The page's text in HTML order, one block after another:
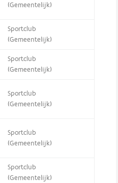
(Gemeentelijk)
Sportclub
(Gemeentelijk)
Sportclub
(Gemeentelijk)
Sportclub
(Gemeentelijk)
Sportclub
(Gemeentelijk)
Sportclub
(Gemeentelijk)